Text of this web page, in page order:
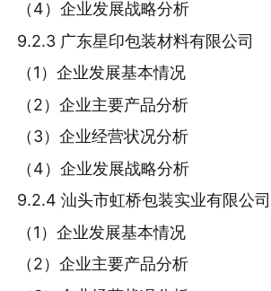
（4）企业发展战略分析
9.2.3 广东星印包装材料有限公司
（1）企业发展基本情况
（2）企业主要产品分析
（3）企业经营状况分析
（4）企业发展战略分析
9.2.4 汕头市虹桥包装实业有限公司
（1）企业发展基本情况
（2）企业主要产品分析